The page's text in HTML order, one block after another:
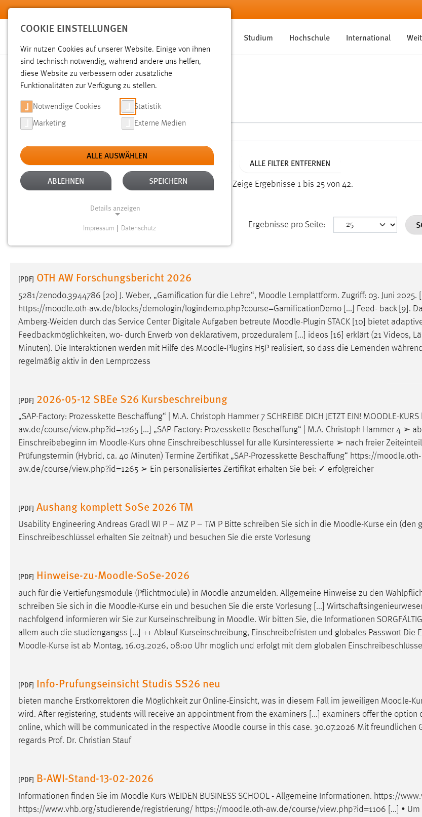
Zum Hauptinhalt springen
Studium Hochschule International
SUCHE
Aktive Filter: TYP: DATEIEN ALTER: 1 BIS 6 MONATE ALLE FILTER ENTFERNEN
Gesucht nach "moodle". Es wurden 42 Ergebnisse gefunden. Zeige Ergebnisse 1 bis 25 von 42.
Ergebnisse pro Seite:
[PDF] OTH AW Forschungsbericht 2026
5281/zenodo.3944786 [20] J. Weber, „Gamification für die Lehre“, Moodle Lernplattform. Zugriff: 03. Juni 2025.
https://moodle.oth-aw.de/blocks/demologin/logindemo.php?course=GamificationDemo [...] Feed- back [9].
Amberg-Weiden durch das Service Center Digitale Aufgaben betreute Moodle-Plugin STACK [10] bietet
Feedbackmöglichkeiten, wo- durch Erwerb von deklarativem, prozeduralem [...] ideos [16] erklärt (21 Videos,
Minuten). Die Interaktionen werden mit Hilfe des Moodle-Plugins H5P realisiert, so dass die Lernenden
regelmäßig aktiv in den Lernprozess
[PDF] 2026-05-12 SBEe S26 Kursbeschreibung
„SAP-Factory: Prozesskette Beschaffung“ | M.A. Christoph Hammer 7 SCHREIBE DICH JETZT EIN! MOODLE-
aw.de/course/view.php?id=1265 [...] „SAP-Factory: Prozesskette Beschaffung“ | M.A. Christoph Hammer 4 ➢
Einschreibebeginn im Moodle-Kurs ohne Einschreibeschlüssel für alle Kursinteressierte ➢ nach freier
Prüfungstermin (Hybrid, ca. 40 Minuten) Termine Zertifikat „SAP-Prozesskette Beschaffung“ https://moodle.oth-
aw.de/course/view.php?id=1265 ➢ Ein personalisiertes Zertifikat erhalten Sie bei: ✓ erfolgreicher
[PDF] Aushang komplett SoSe 2026 TM
Usability Engineering Andreas Gradl WI P – MZ P – TM P Bitte schreiben Sie sich in die Moodle-Kurse ein (den
Einschreibeschlüssel erhalten Sie zeitnah) und besuchen Sie die erste Vorlesung
[PDF] Hinweise-zu-Moodle-SoSe-2026
auch für die Vertiefungsmodule (Pflichtmodule) in Moodle anzumelden. Allgemeine Hinweise zu den
schreiben Sie sich in die Moodle-Kurse ein und besuchen Sie die erste Vorlesung [...]
nachfolgend informieren wir Sie zur Kurseinschreibung in Moodle. Wir bitten Sie, die Informationen
allem auch die studiengangss [...] ++ Ablauf Kurseinschreibung, Einschreibefristen und globales Passwort Die
Moodle-Kurse ist ab Montag, 16.03.2026, 08:00 Uhr möglich und erfolgt mit dem globalen
[PDF] Info-Prufungseinsicht Studis SS26 neu
bieten manche Erstkorrektoren die Möglichkeit zur Online-Einsicht, was in diesem Fall im jeweiligen Moodle-
wird. After registering, students will receive an appointment from the examiners [...] examiners offer the option
online, which will be communicated in the respective Moodle course in this case. 30.07.2026 Mit freundlichen
regards Prof. Dr. Christian Stauf
[PDF] B-AWI-Stand-13-02-2026
Informationen finden Sie im Moodle Kurs WEIDEN BUSINESS SCHOOL - Allgemeine Informationen. https://
https://www.vhb.org/studierende/registrierung/ https://moodle.oth-aw.de/course/view.php?id=1106 [...] •
COOKIE EINSTELLUNGEN
Wir nutzen Cookies auf unserer Website. Einige von ihnen
sind technisch notwendig, während andere uns helfen,
diese Website zu verbessern oder zusätzliche
Funktionalitäten zur Verfügung zu stellen.
Notwendige Cookies Statistik
Marketing Externe Medien
ALLE AUSWÄHLEN
ABLEHNEN SPEICHERN
Details anzeigen
Website erforderlich.
Einverständnis
Name: cookie_consent
Zweck:
ausgewählten Einverständnis-Optionen
des Benutzers
Performance
Name: staticfilecache
Zweck:
Für performante Seitenauslieferung wird
in diesem Cookie gespeichert, ob man
eingeloggt ist.
Sprachpräferenz
Name: site-language-preference
Zweck:
Das Cookie speichert die gewählte
Cookie Laufzeit: 30 Tage
Chat
Name:
MibewSessionID, MIBEW_UserID,
mibew_locale, mibew-chat-frame-style-
5e9dbeb1811c0446
style-5e9dbeb1811c0446 =
Sitzungslaufzeit, mibew_locale = 3
Jahre, MIBEW_UserID = 1 Jahr
Name: fe_user, be_user, be_lastLoginProvider
Zweck:
Dieser Cookie ist notwendig um sich an
der Website einloggen zu können.
Impressum Datenschutz